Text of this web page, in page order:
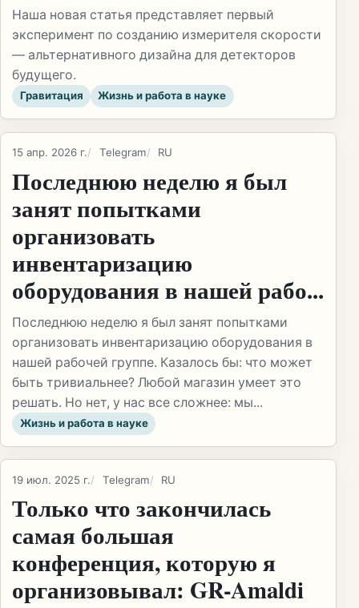
Наша новая статья представляет первый
эксперимент по созданию измерителя скорости
— альтернативного дизайна для детекторов
будущего.
Гравитация Жизнь и работа в науке
15 апр. 2026 г. Telegram RU
Последнюю неделю я был
занят попытками
организовать
инвентаризацию
оборудования в нашей рабо...
Последнюю неделю я был занят попытками
организовать инвентаризацию оборудования в
нашей рабочей группе. Казалось бы: что может
быть тривиальнее? Любой магазин умеет это
решать. Но нет, у нас все сложнее: мы...
Жизнь и работа в науке
19 июл. 2025 г. Telegram RU
Только что закончилась
самая большая
конференция, которую я
организовывал: GR-Amaldi